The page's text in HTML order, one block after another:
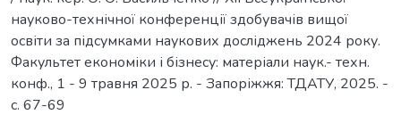
науково-технічної конференції здобувачів вищої
освіти за підсумками наукових досліджень 2024 року.
Факультет економіки і бізнесу: матеріали наук.- техн.
конф., 1 - 9 травня 2025 р. - Запоріжжя: ТДАТУ, 2025. -
с. 67-69